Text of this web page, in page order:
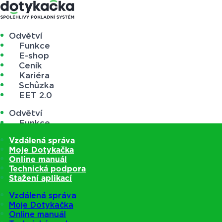
Odvětví
Funkce
E-shop
Ceník
Kariéra
Schůzka
EET 2.0
Odvětví
Funkce
Ceník
Kariéra
Schůzka
EET 2.0
Vzdálená správa
Moje Dotykačka
Online manuál
Technická podpora
Stažení aplikací
Vzdálená správa
Moje Dotykačka
Online manuál